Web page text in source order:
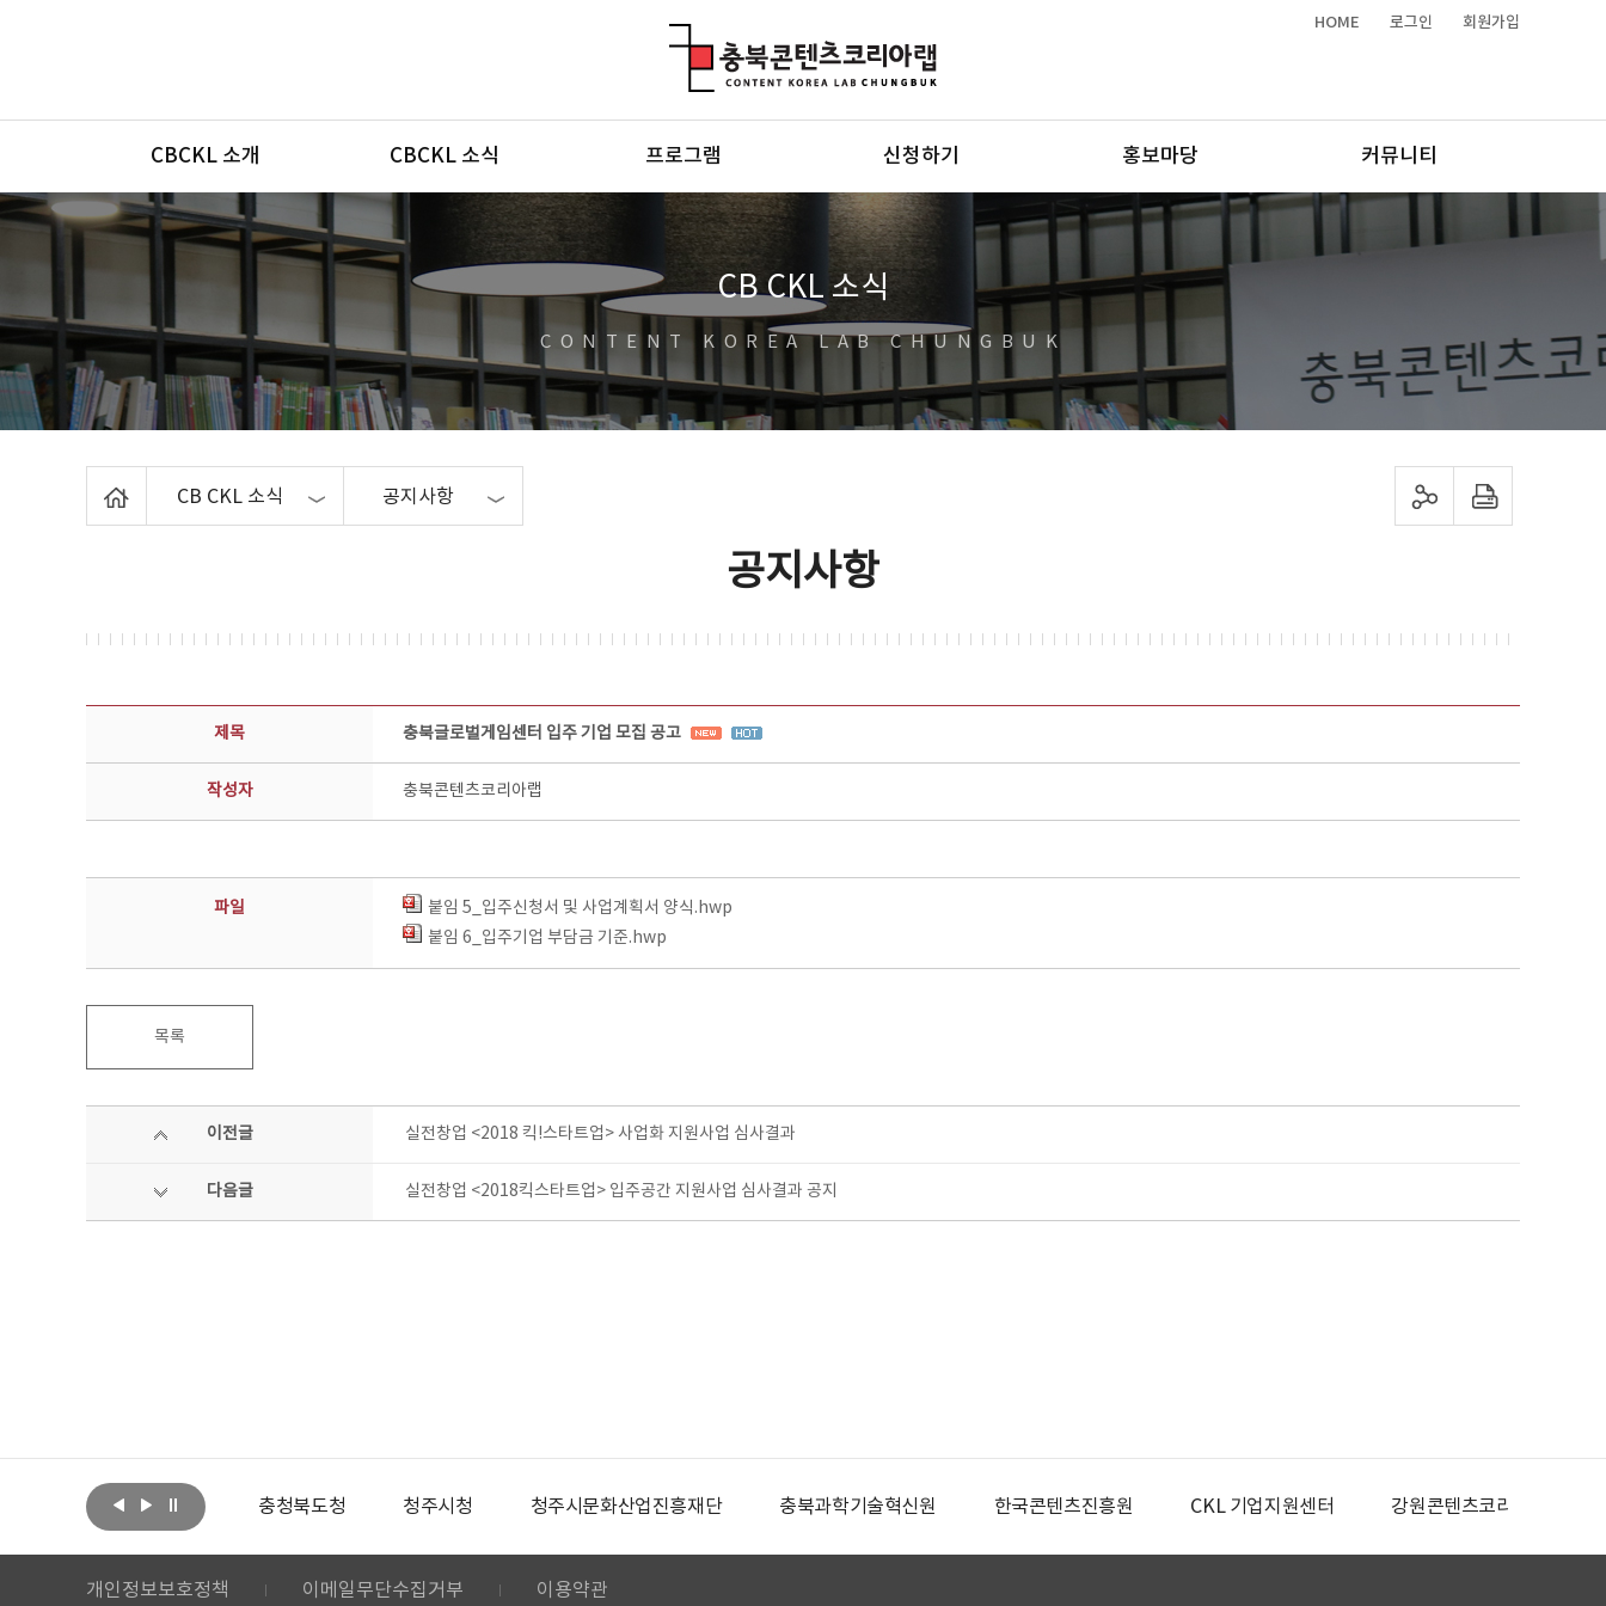
HOME 로그인 회원가입
메뉴
CBCKL 소개 CBCKL 소식 프로그램 신청하기 홍보마당 커뮤니티
CB CKL 소식
CONTENT KOREA LAB CHUNGBUK
CB CKL 소식 공지사항 sns 공유하기 프린트하기
공지사항
공지사항 상세보기 - 제목, 담당부서, 담당자, 담당연락처, 내용, 첨부파일 정보 제공
제목 충북글로벌게임센터 입주 기업 모집 공고
작성자 충북콘텐츠코리아랩
파일
붙임 5_입주신청서 및 사업계획서 양식.hwp
붙임 6_입주기업 부담금 기준.hwp
목록
이전글 실전창업 <2018 킥!스타트업> 사업화 지원사업 심사결과
다음글 실전창업 <2018킥스타트업> 입주공간 지원사업 심사결과 공지
문화체육관광부 충청북도청 청주시청 청주시문화산업진흥재단 충북과학기술혁신원 한국콘텐츠진흥원 CKL 기업지원센터 강원콘텐츠코리아랩
개인정보보호정책 이메일무단수집거부 이용약관